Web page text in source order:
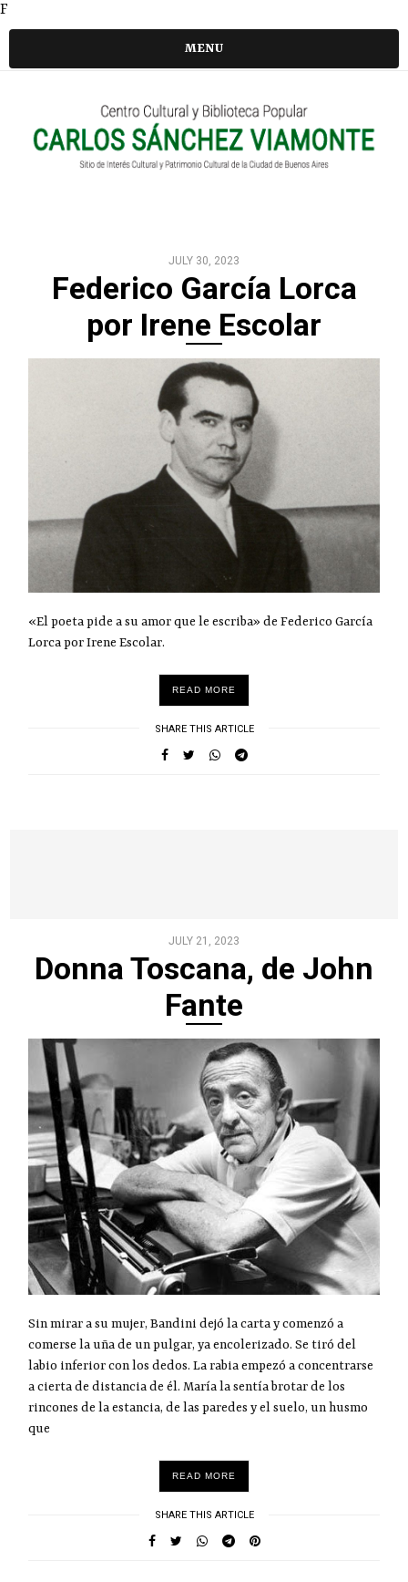
F
MENU
JULY 30, 2023
Federico García Lorca
por Irene Escolar
«El poeta pide a su amor que le escriba» de Federico García
Lorca por Irene Escolar.
READ MORE
SHARE THIS ARTICLE
JULY 21, 2023
Donna Toscana, de John
Fante
Sin mirar a su mujer, Bandini dejó la carta y comenzó a
comerse la uña de un pulgar, ya encolerizado. Se tiró del
labio inferior con los dedos. La rabia empezó a concentrarse
a cierta de distancia de él. María la sentía brotar de los
rincones de la estancia, de las paredes y el suelo, un husmo
que
READ MORE
SHARE THIS ARTICLE